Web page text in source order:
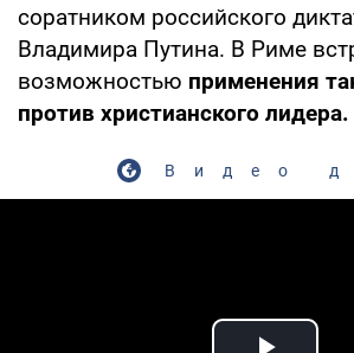
соратником российского
Владимира Путина. В Риме
возможностью применения
против христианского лидера.
Видео